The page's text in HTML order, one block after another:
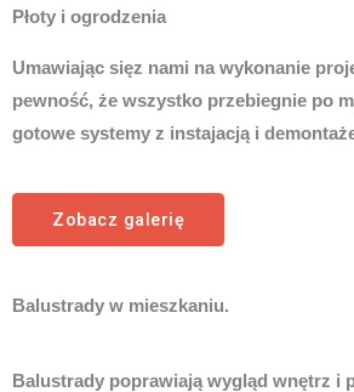
Płoty i ogrodzenia
Umawiając sięz nami na wykonanie
pewność, że wszystko przebiegnie po
gotowe systemy z instajacją i
Zobacz galerię
Balustrady w mieszkaniu.
Balustrady poprawiają wygląd wnętrz i